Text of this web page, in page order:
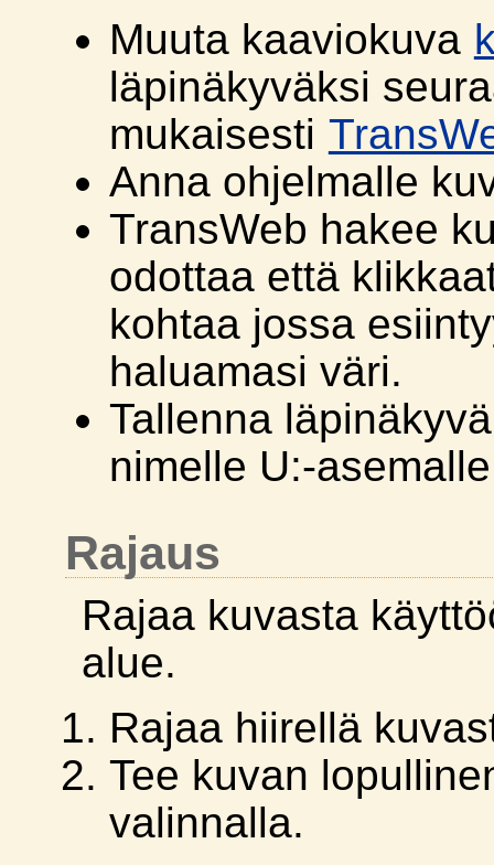
Muuta kaaviokuva
läpinäkyväksi
mukaisesti
Anna ohjelmalle
TransWeb hakee
odottaa että
kohtaa jossa
haluamasi väri.
Tallenna
nimelle U:-
Rajaus
Rajaa kuvasta
alue.
Rajaa hiirellä
Tee kuvan
valinnalla.